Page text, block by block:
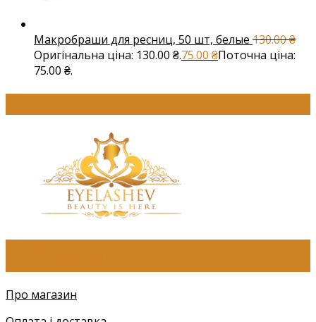
Макробраши для ресниц, 50 шт, белые 130.00₴
Оригінальна ціна: 130.00 ₴.75.00 ₴Поточна ціна:
75.00 ₴.
Про магазин